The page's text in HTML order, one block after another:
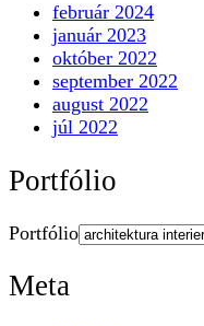
február 2024
január 2023
október 2022
september 2022
august 2022
júl 2022
Portfólio
Portfólio
Meta